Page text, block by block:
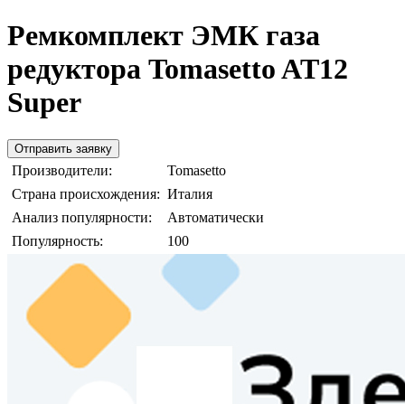
Ремкомплект ЭМК газа
редуктора Tomasetto AT12
Super
Отправить заявку
Производители:
Tomasetto
Страна происхождения: Италия
Анализ популярности:
Автоматически
Популярность:
100